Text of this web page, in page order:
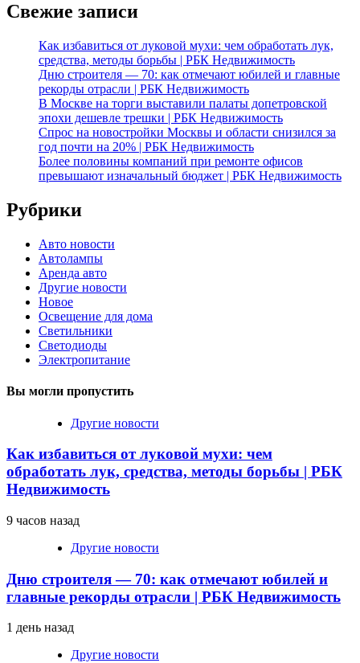
Свежие записи
Как избавиться от луковой мухи: чем обработать лук,
средства, методы борьбы | РБК Недвижимость
Дню строителя — 70: как отмечают юбилей и главные
рекорды отрасли | РБК Недвижимость
В Москве на торги выставили палаты допетровской
эпохи дешевле трешки | РБК Недвижимость
Спрос на новостройки Москвы и области снизился за
год почти на 20% | РБК Недвижимость
Более половины компаний при ремонте офисов
превышают изначальный бюджет | РБК Недвижимость
Рубрики
Авто новости
Автолампы
Аренда авто
Другие новости
Новое
Освещение для дома
Светильники
Светодиоды
Электропитание
Вы могли пропустить
Другие новости
Как избавиться от луковой мухи: чем
обработать лук, средства, методы борьбы | РБК
Недвижимость
9 часов назад
Другие новости
Дню строителя — 70: как отмечают юбилей и
главные рекорды отрасли | РБК Недвижимость
1 день назад
Другие новости